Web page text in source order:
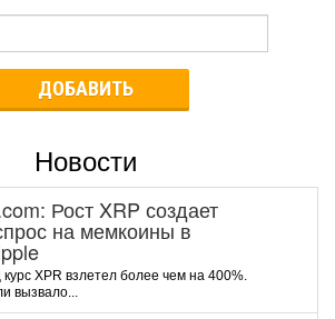
ДОБАВИТЬ
Новости
Рост XRP создает
на мемкоины в
XPR взлетел более чем на 400%.
вызвало...